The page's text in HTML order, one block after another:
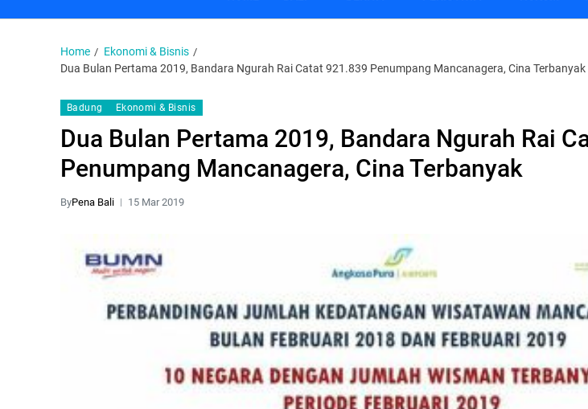
Home
Ekonomi & Bisnis
Dua Bulan Pertama 2019, Bandara Ngurah Rai Catat 921.839 Penumpang Mancanagera, Cina Terbanyak
Badung Ekonomi & Bisnis
Dua Bulan Pertama 2019, Bandara Ngurah Rai
Penumpang Mancanagera, Cina Terbanyak
ByPena Bali 15 Mar 2019